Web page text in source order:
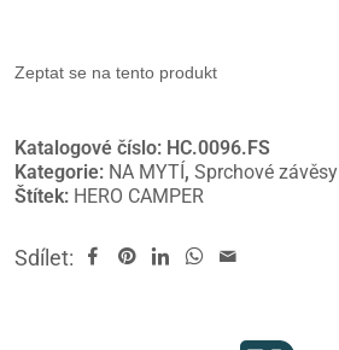
Zeptat se na tento produkt
Katalogové číslo: HC.0096.FS
Kategorie: NA MYTÍ, Sprchové závěsy
Štítek: HERO CAMPER
Sdílet: